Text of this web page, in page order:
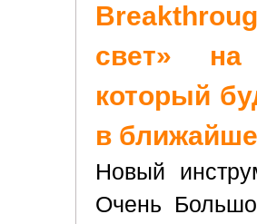
свет» на
который
в
Новый
Очень